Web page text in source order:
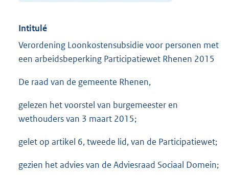
Intitulé
Verordening Loonkostensubsidie voor personen met
een arbeidsbeperking Participatiewet Rhenen 2015
De raad van de gemeente Rhenen,
gelezen het voorstel van burgemeester en
wethouders van 3 maart 2015;
gelet op artikel 6, tweede lid, van de Participatiewet;
gezien het advies van de Adviesraad Sociaal Domein;